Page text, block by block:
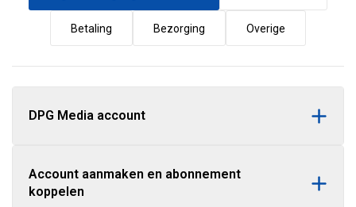
Betaling Bezorging Overige
DPG Media account
Account aanmaken en abonnement
koppelen